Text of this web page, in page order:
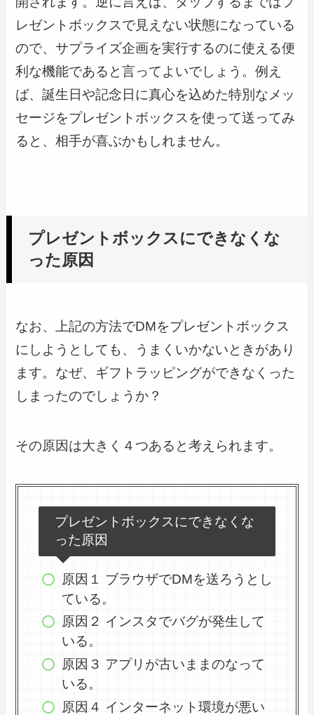
レゼントボックスで見えない状態になっている
ので、サプライズ企画を実行するのに使える便
利な機能であると言ってよいでしょう。例え
ば、誕生日や記念日に真心を込めた特別なメッ
セージをプレゼントボックスを使って送ってみ
ると、相手が喜ぶかもしれません。
プレゼントボックスにできなくな
った原因
なお、上記の方法でDMをプレゼントボックス
にしようとしても、うまくいかないときがあり
ます。なぜ、ギフトラッピングができなくった
しまったのでしょうか？
その原因は大きく４つあると考えられます。
プレゼントボックスにできなくな
った原因
原因１ ブラウザでDMを送ろうとし
ている。
原因２ インスタでバグが発生して
いる。
原因３ アプリが古いままのなって
いる。
原因４ インターネット環境が悪い